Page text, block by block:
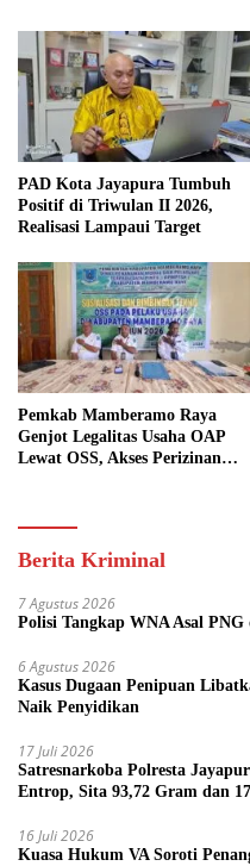
PAD Kota Jayapura Tumbuh
Positif di Triwulan II 2026,
Realisasi Lampaui Target
Pemkab Mamberamo Raya
Genjot Legalitas Usaha OAP
Lewat OSS, Akses Perizinan
Berita Kriminal
7 Agustus 2026
Polisi Tangkap WNA Asal
6 Agustus 2026
Kasus Dugaan Penipuan
Naik Penyidikan
17 Juli 2026
Satresnarkoba Polresta
Entrop, Sita 93,72 Gram dan
16 Juli 2026
Kuasa Hukum VA Soroti